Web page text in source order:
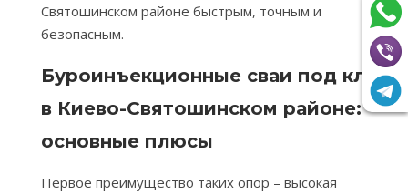
Святошинском районе быстрым, точным и
безопасным.
Буроинъекционные сваи под ключ
в Киево-Святошинском районе:
основные плюсы
Первое преимущество таких опор – высокая